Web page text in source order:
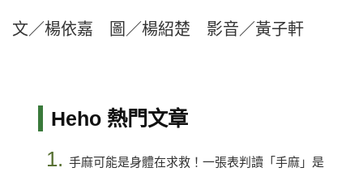
文／楊依嘉 圖／楊紹楚 影音／黃子軒
Heho 熱門文章
1. 手麻可能是身體在求救！一張表判讀「手麻」是